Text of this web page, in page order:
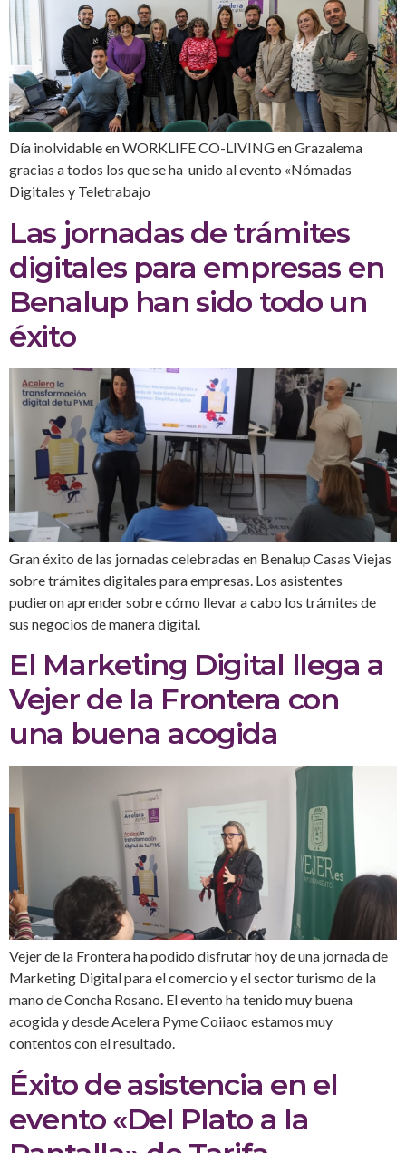
Día inolvidable en WORKLIFE CO-LIVING en Grazalema
gracias a todos los que se ha unido al evento «Nómadas
Digitales y Teletrabajo
Las jornadas de trámites
digitales para empresas en
Benalup han sido todo un
éxito
Gran éxito de las jornadas celebradas en Benalup Casas Viejas
sobre trámites digitales para empresas. Los asistentes
pudieron aprender sobre cómo llevar a cabo los trámites de
sus negocios de manera digital.
El Marketing Digital llega a
Vejer de la Frontera con
una buena acogida
Vejer de la Frontera ha podido disfrutar hoy de una jornada de
Marketing Digital para el comercio y el sector turismo de la
mano de Concha Rosano. El evento ha tenido muy buena
acogida y desde Acelera Pyme Coiiaoc estamos muy
contentos con el resultado.
Éxito de asistencia en el
evento «Del Plato a la